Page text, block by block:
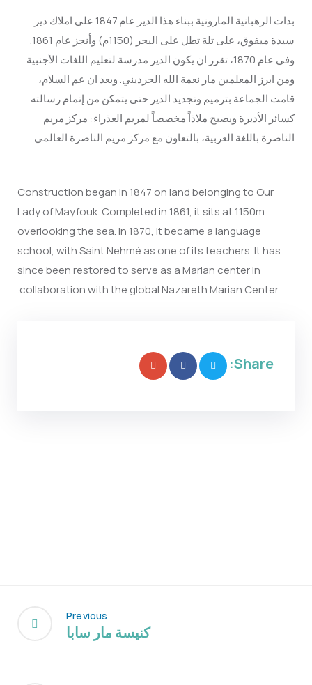
بدات الرهبانية المارونية ببناء هذا الدير عام 1847 على املاك دير
سيدة ميفوق، على تلة تطل على البحر (1150م) وأنجز عام 1861.
وفي عام 1870، تقرر ان يكون الدير مدرسة لتعليم اللغات الأجنبية
ومن ابرز المعلمين مار نعمة الله الحرديني. وبعد ان عم السلام،
قامت الجماعة بترميم وتجديد الدير حتى يتمكن من إتمام رسالته
كسائر الأديرة ويصبح ملاذاً مخصصاً لمريم العذراء: مركز مريم
الناصرة باللغة العربية، بالتعاون مع مركز مريم الناصرة العالمي.
Construction began in 1847 on land belonging to Our
Lady of Mayfouk. Completed in 1861, it sits at 1150m
overlooking the sea. In 1870, it became a language
school, with Saint Nehmé as one of its teachers. It has
since been restored to serve as a Marian center in
collaboration with the global Nazareth Marian Center.
Share:
Previous
كنيسة مار سابا